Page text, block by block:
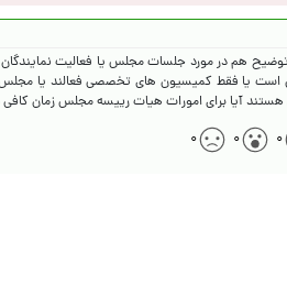
توضیح هم در مورد جلسات مجلس یا فعالیت
است یا فقط کمیسیون های تخصصی فعالند یا مجلس
آیا برای امورات هیات رییسه مجلس زمان کافی
۰ ۰ ۰